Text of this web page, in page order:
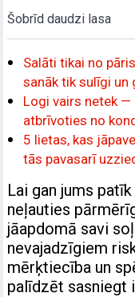
Šobrīd daudzi lasa
Salāti tikai no
sanāk tik sulīgi un
Logi vairs netek
atbrīvoties no
5 lietas, kas
tās pavasarī
Lai gan jums
neļauties
jāapdomā savi
nevajadzīgiem
mērķtiecība un
palīdzēt sasniegt